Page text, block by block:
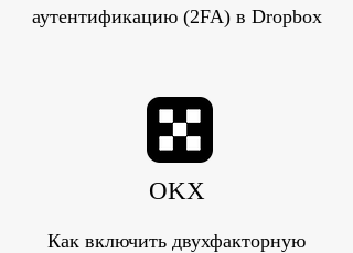
аутентификацию (2FA) в Dropbox
OKX
Как включить двухфакторную